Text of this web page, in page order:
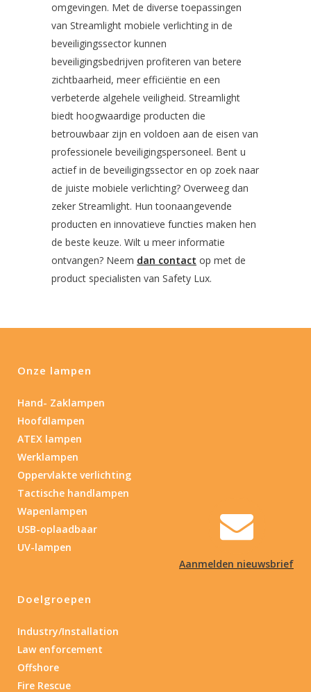
Aanmelden nieuwsbrief
omgevingen. Met de diverse toepassingen
van Streamlight mobiele verlichting in de
beveiligingssector kunnen
beveiligingsbedrijven profiteren van betere
zichtbaarheid, meer efficiëntie en een
verbeterde algehele veiligheid. Streamlight
biedt hoogwaardige producten die
betrouwbaar zijn en voldoen aan de eisen van
professionele beveiligingspersoneel. Bent u
actief in de beveiligingssector en op zoek naar
de juiste mobiele verlichting? Overweeg dan
zeker Streamlight. Hun toonaangevende
producten en innovatieve functies maken hen
de beste keuze. Wilt u meer informatie
ontvangen? Neem dan contact op met de
product specialisten van Safety Lux.
Onze lampen
Hand- Zaklampen
Hoofdlampen
ATEX lampen
Werklampen
Oppervlakte verlichting
Tactische handlampen
Wapenlampen
USB-oplaadbaar
UV-lampen
Doelgroepen
Industry/Installation
Law enforcement
Offshore
Fire Rescue